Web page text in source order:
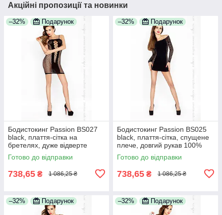
Акційні пропозиції та новинки
–32% Подарунок
Бодистокинг Passion BS027
black, плаття-сітка на
бретелях, дуже відверте
100% Анонімності
Готово до відправки
738,65 ₴ 1 086,25 ₴
–32% Подарунок
Бодистокинг Passion BS025
black, плаття-сітка, спущене
плече, довгий рукав 100%
Анонімності
Готово до відправки
738,65 ₴ 1 086,25 ₴
–32% Подарунок –32% Подарунок